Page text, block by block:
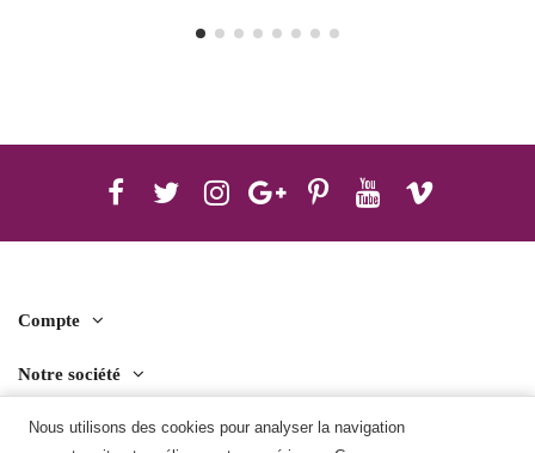
Nous utilisons des cookies pour analyser la navigation
Compte
Notre société
Contact us